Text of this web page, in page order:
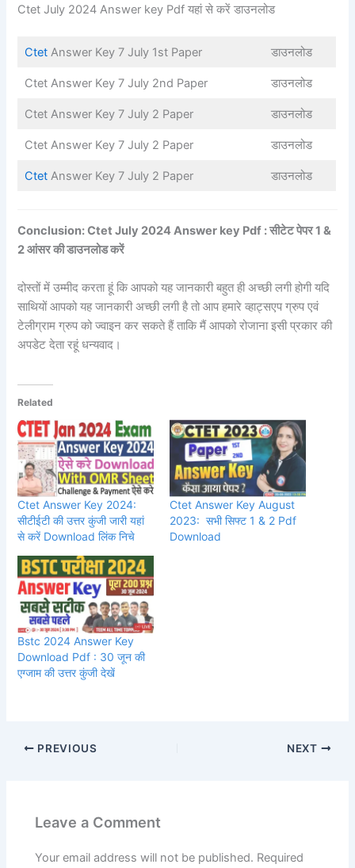
Ctet July 2024 Answer key Pdf यहां से करें डाउनलोड
CtetAnswer Key 7 July 1st Paper डाउनलोड
Ctet Answer Key 7 July 2nd Paper डाउनलोड
Ctet Answer Key 7 July 2 Paper डाउनलोड
Ctet Answer Key 7 July 2 Paper डाउनलोड
CtetAnswer Key 7 July 2 Paper डाउनलोड
Conclusion: Ctet July 2024 Answer key Pdf : सीटेट पेपर 1 &
2 आंसर की डाउनलोड करें
दोस्तों में उम्मीद करता हूं कि आपको यह जानकारी बहुत ही अच्छी लगी होगी यदि
साथियों आपको यह जानकारी अच्छी लगी है तो आप हमारे व्हाट्सएप ग्रुप एवं
टेलीग्राम ग्रुप को ज्वाइन कर सकते हैं ताकि मैं आपको रोजाना इसी प्रकार की
अपडेट देता रहूं धन्यवाद।
Related
Ctet Answer Key 2024:
सीटीईटी की उत्तर कुंजी जारी यहां
से करें Download लिंक निचे
Ctet Answer Key August
2023: सभी सिफ्ट 1 & 2 Pdf
Download
Bstc 2024 Answer Key
Download Pdf : 30 जून की
एग्जाम की उत्तर कुंजी देखें
PREVIOUS NEXT
Leave a Comment
Your email address will not be published. Required